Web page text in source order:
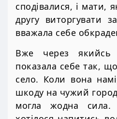
сподівалися, і мати,
другу виторгувати
вважала себе
Вже через якийсь
показала себе так,
село. Коли вона
шкоду на чужий
могла жодна